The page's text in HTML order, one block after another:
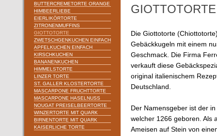
BUTTERCREMETORTE ORANGE
HIMBEERLIEBE
EIERLIKÖRTORTE
ZITRONENMUFFINS
GIOTTOTORTE
ZWETSCHGENKUCHEN EINFACH
APFELKUCHEN EINFACH
KIRSCHKUCHEN
BANANENKUCHEN
HIMMELSTORTE
LINZER TORTE
ST. GALLER KLOSTERTORTE
MASCARPONE FRUCHTTORTE
MASCARPONE HASELNUSS
NOUGAT PREISELBEERTORTE
WINZERTORTE MIT QUARK
BIRNENTORTE MIT QUARK
KAISERLICHE TORTE
GIOTTOTORTE
Die Giottotorte
Gebäckkugeln mit einem
Geschmack. Die Firma
verkauft diese
original italienischem
Deutschland.
Der Namensgeber ist der
welcher 1266 geboren. Als
Ameisen auf Stein von